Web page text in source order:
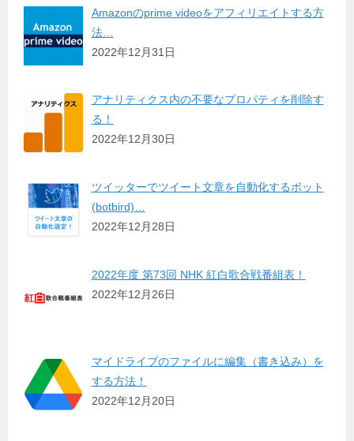
Amazonのprime videoをアフィリエイトする方
法…
2022年12月31日
アナリティクス内の不要なプロパティを削除す
る！
2022年12月30日
ツイッターでツイート文章を自動化するボット
(botbird)…
2022年12月28日
2022年度 第73回 NHK 紅白歌合戦番組表！
2022年12月26日
マイドライブのファイルに編集（書き込み）を
する方法！
2022年12月20日